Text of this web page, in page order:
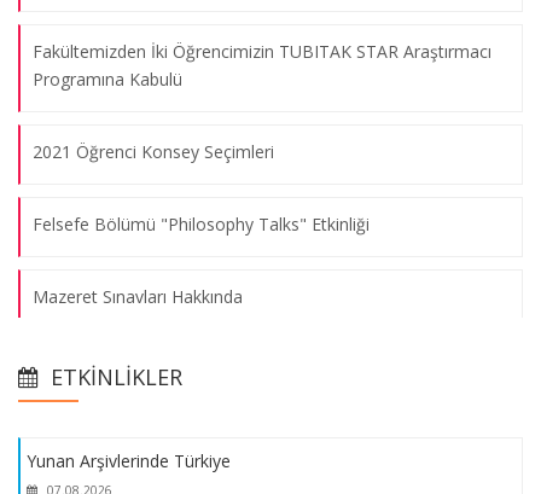
Fakültemizden İki Öğrencimizin TUBITAK STAR Araştırmacı
Programına Kabulü
2021 Öğrenci Konsey Seçimleri
Felsefe Bölümü "Philosophy Talks" Etkinliği
Mazeret Sınavları Hakkında
Matematik Bölümü Öğretim Üyemizin ve Öğrencilerinin
Başarısı
Alman Dili ve Edebiyatı Bölümü ile Avusturya Kültür Ofisi
ETKINLIKLER
07.08.2026
Yunan Arşivlerinde Türkiye
07.08.2026